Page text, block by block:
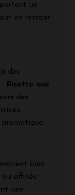
un
en restant
des
:
Risotto aux
des
bien
ou affinés —
une